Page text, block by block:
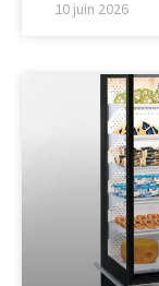
10 juin 2026